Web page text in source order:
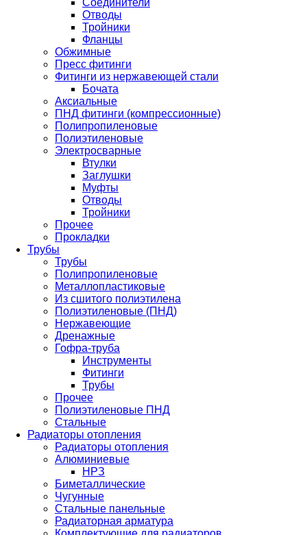
Соединители
Отводы
Тройники
Фланцы
Обжимные
Пресс фитинги
Фитинги из нержавеющей стали
Бочата
Аксиальные
ПНД фитинги (компрессионные)
Полипропиленовые
Полиэтиленовые
Электросварные
Втулки
Заглушки
Муфты
Отводы
Тройники
Прочее
Прокладки
Трубы
Трубы
Полипропиленовые
Металлопластиковые
Из сшитого полиэтилена
Полиэтиленовые (ПНД)
Нержавеющие
Дренажные
Гофра-труба
Инструменты
Фитинги
Трубы
Прочее
Полиэтиленовые ПНД
Стальные
Радиаторы отопления
Радиаторы отопления
Алюминиевые
НРЗ
Биметаллические
Чугунные
Стальные панельные
Радиаторная арматура